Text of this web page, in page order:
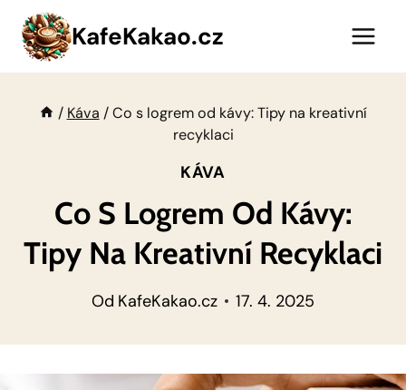
Přeskočit
obsah
KafeKakao.cz
/ Káva / Co s logrem od kávy: Tipy na kreativní
recyklaci
KÁVA
Co S Logrem Od Kávy:
Tipy Na Kreativní Recyklaci
Od KafeKakao.cz 17. 4. 2025